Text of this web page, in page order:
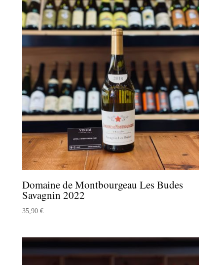
Domaine de Montbourgeau Les Budes
Savagnin 2022
35,90 €